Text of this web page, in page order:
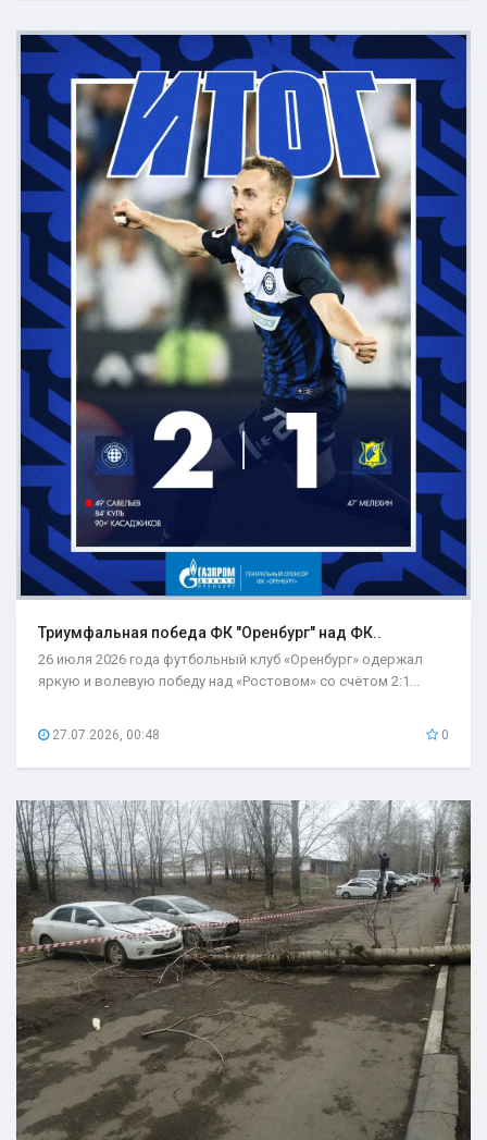
Триумфальная победа ФК "Оренбург" над ФК..
26 июля 2026 года футбольный клуб «Оренбург» одержал
яркую и волевую победу над «Ростовом» со счётом 2:1...
27.07.2026, 00:48 0